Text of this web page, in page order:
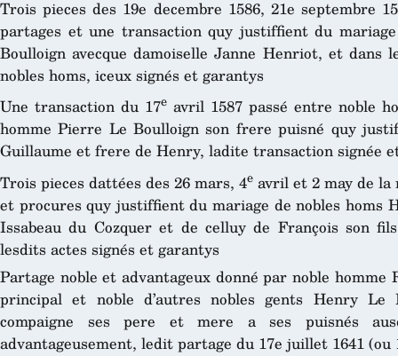
Trois pieces des 19e decembre 1586, 21e septembre
partages et une transaction quy justiffient du
Boulloign avecque damoiselle Janne Henriot, et
nobles homs, iceux signés et garantys
Une transaction du 17e avril 1587 passé entre noble
homme Pierre Le Boulloign son frere puisné quy
Guillaume et frere de Henry, ladite transaction signée
Trois pieces dattées des 26 mars, 4e avril et 2 may de la
et procures quy justiffient du mariage de nobles homs
Issabeau du Cozquer et de celluy de François son
lesdits actes signés et garantys
Partage noble et advantageux donné par noble
principal et noble d’autres nobles gents Henry
compaigne ses pere et mere a ses puisnés
advantageusement, ledit partage du 17e juillet 1641 (ou